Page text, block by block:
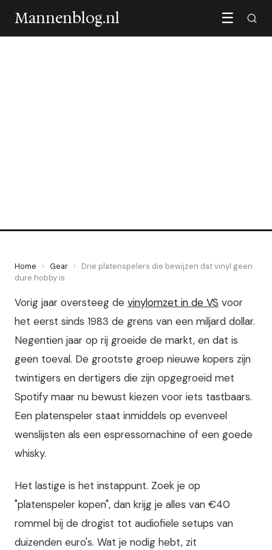
Mannenblog.nl ☰
Home › Gear ›
Drie platenspelers die bewijzen dat vinyl geen
dure hobby is
Vorig jaar oversteeg de vinylomzet in de VS voor
het eerst sinds 1983 de grens van een miljard dollar.
Negentien jaar op rij groeide de markt, en dat is
geen toeval. De grootste groep nieuwe kopers zijn
twintigers en dertigers die zijn opgegroeid met
Spotify maar nu bewust kiezen voor iets tastbaars.
Een platenspeler staat inmiddels op evenveel
wenslijsten als een espressomachine of een goede
whisky.
Het lastige is het instappunt. Zoek je op
"platenspeler kopen", dan krijg je alles van €40
rommel bij de drogist tot audiofiele setups van
duizenden euro's. Wat je nodig hebt, zit